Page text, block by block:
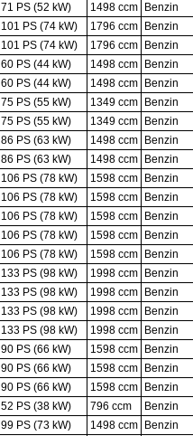
71 PS (52 kW) 1498 ccm
Benzin
101 PS (74 kW) 1796 ccm
Benzin
101 PS (74 kW) 1796 ccm
Benzin
60 PS (44 kW) 1498 ccm
Benzin
60 PS (44 kW) 1498 ccm
Benzin
75 PS (55 kW) 1349 ccm
Benzin
75 PS (55 kW) 1349 ccm
Benzin
86 PS (63 kW) 1498 ccm
Benzin
86 PS (63 kW) 1498 ccm
Benzin
106 PS (78 kW) 1598 ccm
Benzin
106 PS (78 kW) 1598 ccm
Benzin
106 PS (78 kW) 1598 ccm
Benzin
106 PS (78 kW) 1598 ccm
Benzin
106 PS (78 kW) 1598 ccm
Benzin
133 PS (98 kW) 1998 ccm
Benzin
133 PS (98 kW) 1998 ccm
Benzin
133 PS (98 kW) 1998 ccm
Benzin
133 PS (98 kW) 1998 ccm
Benzin
90 PS (66 kW) 1598 ccm
Benzin
90 PS (66 kW) 1598 ccm
Benzin
90 PS (66 kW) 1598 ccm
Benzin
52 PS (38 kW) 796 ccm
Benzin
99 PS (73 kW) 1498 ccm
Benzin